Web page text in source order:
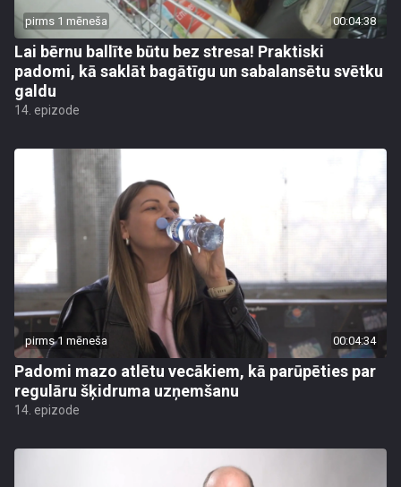
pirms 1 mēneša 00:04:38
Lai bērnu ballīte būtu bez stresa! Praktiski
padomi, kā saklāt bagātīgu un sabalansētu svētku
galdu
14. epizode
pirms 1 mēneša 00:04:34
Padomi mazo atlētu vecākiem, kā parūpēties par
regulāru šķidruma uzņemšanu
14. epizode